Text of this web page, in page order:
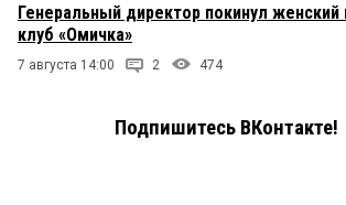
Генеральный директор покинул
клуб «Омичка»
7 августа 14:00 2 474
Подпишитесь ВКонтакте!